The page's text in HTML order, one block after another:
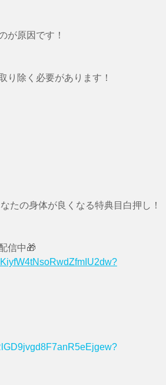
が原因です！
り除く必要があります！
たの身体が良くなる特典目白押し！
信中🎁